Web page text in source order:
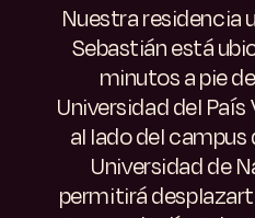
Nuestra residencia
Sebastián está
minutos a pie
Universidad del
al lado del campus
Universidad de
permitirá